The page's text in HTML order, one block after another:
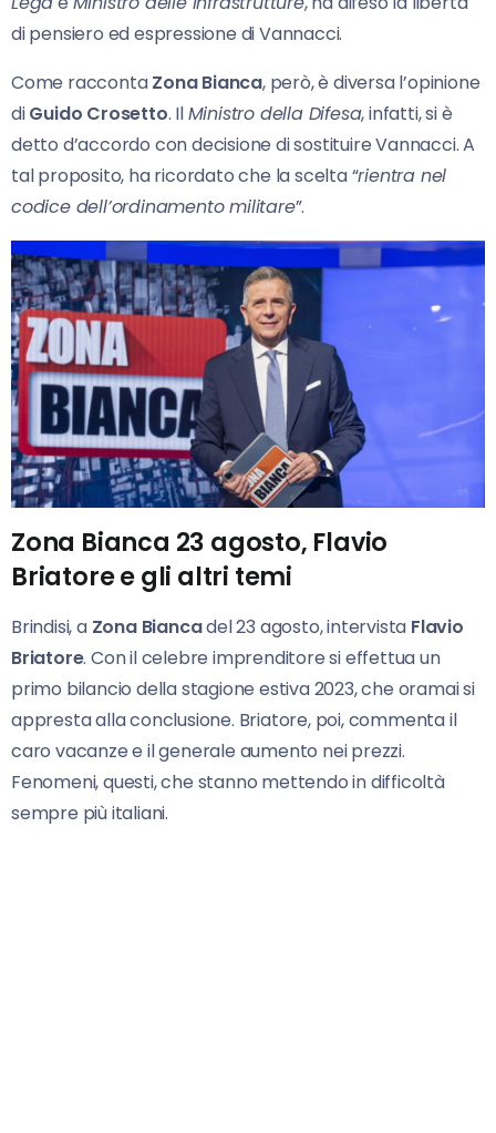
di pensiero ed espressione di Vannacci.
Come raccontaZona Bianca, però, è diversa l’opinione
diGuido Crosetto. IlMinistro della Difesa, infatti, si è
detto d’accordo con decisione di sostituire Vannacci. A
tal proposito, ha ricordato che la scelta “rientra nel
codice dell’ordinamento militare”.
Zona Bianca 23 agosto, Flavio
Briatore e gli altri temi
Brindisi, a Zona Biancadel 23 agosto, intervista Flavio
Briatore. Con il celebre imprenditore si effettua un
primo bilancio della stagione estiva 2023, che oramai si
appresta alla conclusione. Briatore, poi, commenta il
caro vacanze e il generale aumento nei prezzi.
Fenomeni, questi, che stanno mettendo in difficoltà
sempre più italiani.